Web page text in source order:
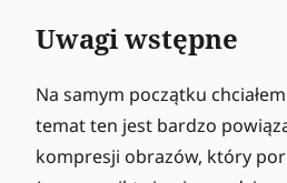
Uwagi wstępne
Na samym początku
temat ten jest bardzo
kompresji obrazów, który